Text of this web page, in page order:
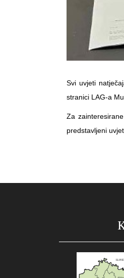
Svi uvjeti
stranici LAG-a
Za
predstavljeni